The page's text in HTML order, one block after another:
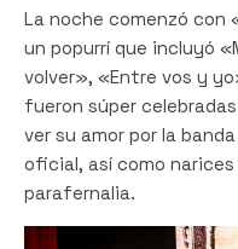
La noche comenzó con
un popurrí que incluyó
volver», «Entre vos y
fueron súper
ver su amor por la
oficial, así como
parafernalia.